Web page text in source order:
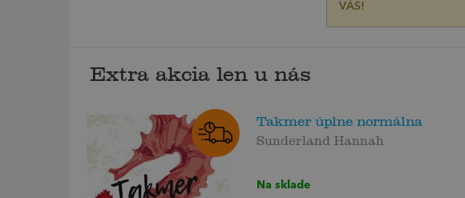
VÁS!
Extra akcia len u nás
Takmer úplne normálna
Sunderland Hannah
Na sklade